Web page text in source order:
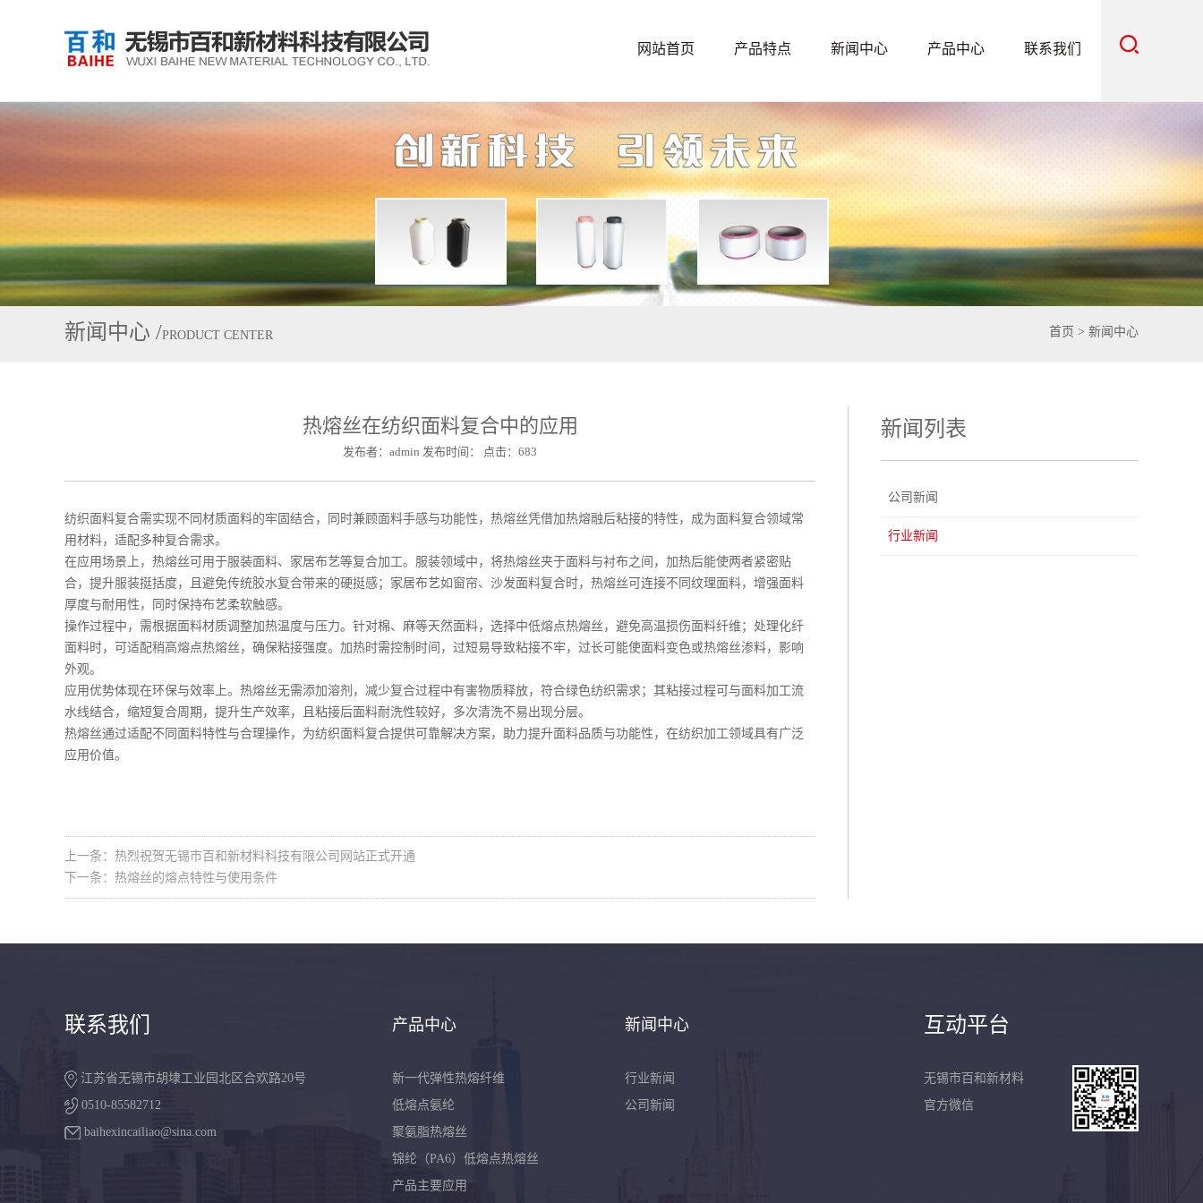
网站首页 产品特点 新闻中心 产品中心 联系我们
新闻中心 /PRODUCT CENTER 首页 > 新闻中心
新闻列表
公司新闻
行业新闻
热熔丝在纺织面料复合中的应用
发布者：admin 发布时间： 点击：683
纺织面料复合需实现不同材质面料的牢固结合，同时兼顾面料手感与功能性，热熔丝凭借加热熔融后粘接的特性，成为面料复合领域常
用材料，适配多种复合需求。
在应用场景上，热熔丝可用于服装面料、家居布艺等复合加工。服装领域中，将热熔丝夹于面料与衬布之间，加热后能使两者紧密贴
合，提升服装挺括度，且避免传统胶水复合带来的硬挺感；家居布艺如窗帘、沙发面料复合时，热熔丝可连接不同纹理面料，增强面料
厚度与耐用性，同时保持布艺柔软触感。
操作过程中，需根据面料材质调整加热温度与压力。针对棉、麻等天然面料，选择中低熔点热熔丝，避免高温损伤面料纤维；处理化纤
面料时，可适配稍高熔点热熔丝，确保粘接强度。加热时需控制时间，过短易导致粘接不牢，过长可能使面料变色或热熔丝渗料，影响
外观。
应用优势体现在环保与效率上。热熔丝无需添加溶剂，减少复合过程中有害物质释放，符合绿色纺织需求；其粘接过程可与面料加工流
水线结合，缩短复合周期，提升生产效率，且粘接后面料耐洗性较好，多次清洗不易出现分层。
热熔丝通过适配不同面料特性与合理操作，为纺织面料复合提供可靠解决方案，助力提升面料品质与功能性，在纺织加工领域具有广泛
应用价值。
上一条：热烈祝贺无锡市百和新材料科技有限公司网站正式开通
下一条：热熔丝的熔点特性与使用条件
联系我们
江苏省无锡市胡埭工业园北区合欢路20号
0510-85582712
baihexincailiao@sina.com
产品中心
新一代弹性热熔纤维
低熔点氨纶
聚氨脂热熔丝
锦纶（PA6）低熔点热熔丝
产品主要应用
新闻中心
行业新闻
公司新闻
互动平台
无锡市百和新材料
官方微信